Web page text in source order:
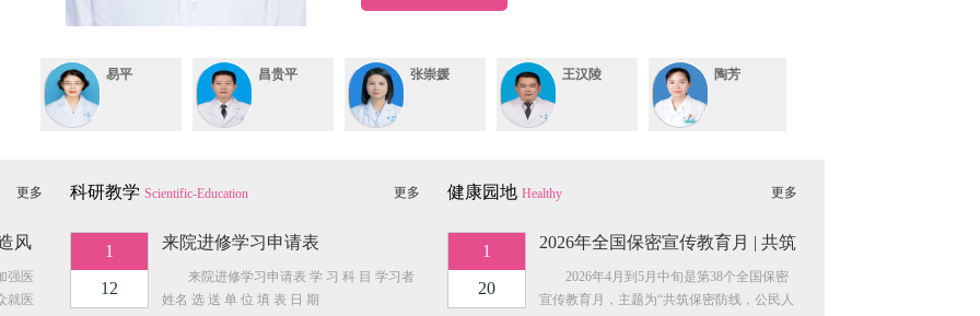
一、项目基本情况1、原公告的采购项目编号：ZXGJ-20260716FW2、原公告的采购项目名称：“五健”进校园筛查平台建设相
通知公告
07-27
荆州市妇幼保健院后勤保障部门诊手术室改建项目询价
荆州市妇幼保健院拟对后勤保障部门诊手术室改建项目进行采购，采购方式：询价采购；资金来源：自筹资金；现邀请合格的
供应商参加报价服务。一、项目名称及编号：项目名称：
件，
12-25
12月22日，进入冬至节气，又是一年流感高发季。近日，荆州市妇幼保健院儿科的患儿数量猛增，最近一周平均每天挂号650
人次。面对井喷式的流感高发期，医院高度重视，
媒体关注
【荆州电视台】婴幼儿阶段孩子的营养问题
易平 昌贵平 张崇媛 王汉陵 陶芳
更多
风
强医
就医
科研教学 Scientific-Education 更多
1
12
来院进修学习申请表
来院进修学习申请表 学 习 科 目 学习者
姓名 选 送 单 位 填 表 日 期
健康园地 Healthy 更多
1
20
2026年全国保密宣传教育月 | 共筑
2026年4月到5月中旬是第38个全国保密
宣传教育月，主题为“共筑保密防线，公民人